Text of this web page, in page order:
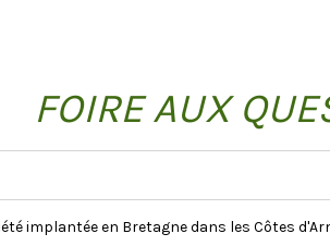
FOIRE AUX
implantée en Bretagne dans les Côtes